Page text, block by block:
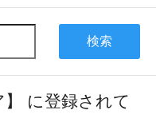
検索
に登録されて